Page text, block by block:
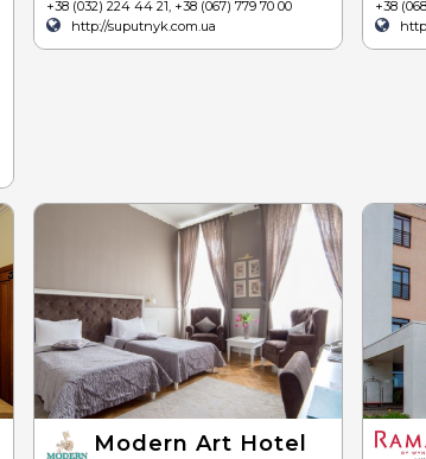
+38 (032) 224 44 21, +38 (067) 779 70 00
http://suputnyk.com.ua
+38
Modern Art Hotel